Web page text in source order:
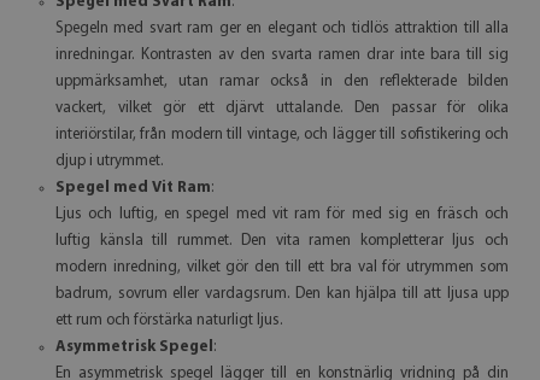
Spegeln med svart ram ger en elegant och tidlös attraktion till alla
inredningar. Kontrasten av den svarta ramen drar inte bara till sig
uppmärksamhet, utan ramar också in den reflekterade bilden
vackert, vilket gör ett djärvt uttalande. Den passar för olika
interiörstilar, från modern till vintage, och lägger till sofistikering och
djup i utrymmet.
Spegel med Vit Ram:
Ljus och luftig, en spegel med vit ram för med sig en fräsch och
luftig känsla till rummet. Den vita ramen kompletterar ljus och
modern inredning, vilket gör den till ett bra val för utrymmen som
badrum, sovrum eller vardagsrum. Den kan hjälpa till att ljusa upp
ett rum och förstärka naturligt ljus.
Asymmetrisk Spegel :
En asymmetrisk spegel lägger till en konstnärlig vridning på din